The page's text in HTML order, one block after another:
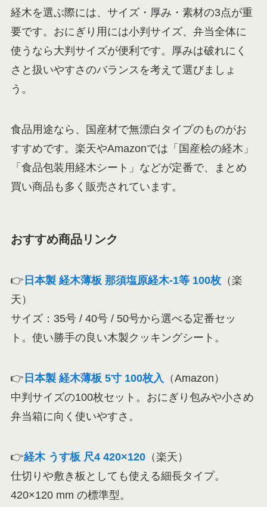
経木を選ぶ際には、サイズ・厚み・素材の3点が重
要です。おにぎり用には小判サイズ、弁当全体に
使うなら大判サイズが便利です。厚みは破れにく
さと扱いやすさのバランスを考えて選びましょ
う。
食品用途なら、国産材で無漂白タイプのものがお
すすめです。楽天やAmazonでは「国産桧の経木」
「食品包装用経木シート」などが定番で、まとめ
買い商品も多く販売されています。
おすすめ商品リンク
👉 日本製 経木薄板 那須塩原経木‑1等 100枚（楽
天）
サイズ：35号 / 40号 / 50号から選べる定番セッ
ト。使い勝手の良い木製クッキングシート。
👉 日本製 経木薄板 5寸 100枚入 （Amazon）
中判サイズの100枚セット。おにぎり包みや小さめ
弁当箱に向く使いやすさ。
👉経木 うす板 尺4 420×120（楽天）
仕切りや敷き板としても使える細長タイプ。
420×120 mm の標準型。